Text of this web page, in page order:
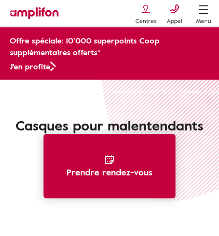
Centres Appel Menu
Offre spéciale: 10’000 superpoints Coop
supplémentaires offerts*
J'en profite
Casques audio sans fil Casque
Casques pour malentendants
Prendre rendez-vous